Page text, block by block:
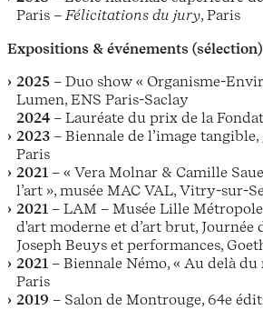
Paris –Félicitations du jury, Paris
Expositions & événements (sélection)
2025 – Duo show « Organisme-
Lumen, ENS Paris-Saclay
2024 – Lauréate du prix de la
2023 – Biennale de l’image
Paris
2021 – « Vera Molnar & Camille
l’art », musée MAC VAL, Vitry-sur-
2021 – LAM – Musée Lille
d'art moderne et d’art brut, Journée
Joseph Beuys et performances,
2021 – Biennale Némo, « Au delà du
Paris
2019 – Salon de Montrouge, 64e